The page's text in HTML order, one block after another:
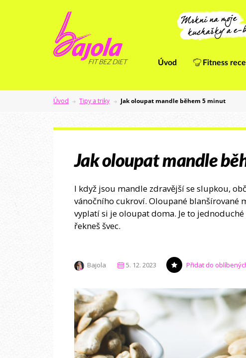
Úvod Fitness
Úvod Tipy a triky Jak oloupat mandle během 5 minut
Jak oloupat mandle
I když jsou mandle zdravější se slupkou,
vánočního cukroví. Oloupané blanšírované
vyplatí si je oloupat doma. Je to
řekneš švec.
Bajola 5. 12. 2023 Přidat do